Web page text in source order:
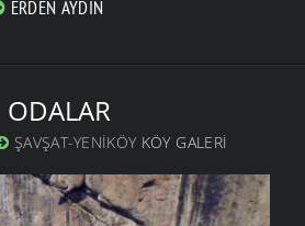
ERDEN AYDIN
ODALAR
ŞAVŞAT-YENIKÖY KÖY GALERI